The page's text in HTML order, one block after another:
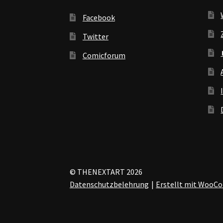
Facebook
Twitter
Comicforum
© THENEXTART 2026
Datenschutzbelehrung
Erstellt mit